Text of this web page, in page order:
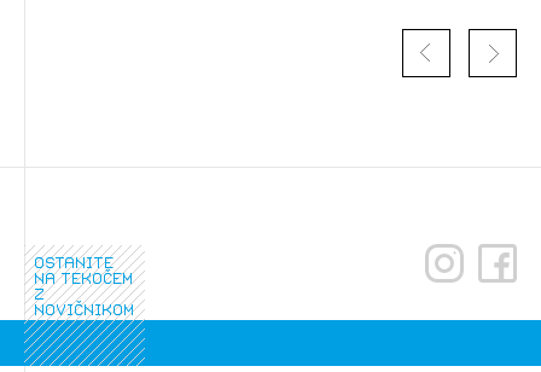
ostanite
na tekočem
z
novičnikom